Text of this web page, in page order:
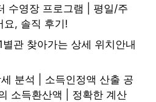
수영장 프로그램 | 평일/주
요, 솔직 후기!
관 찾아가는 상세 위치안내
분석 | 소득인정액 산출 공
소득환산액 | 정확한 계산